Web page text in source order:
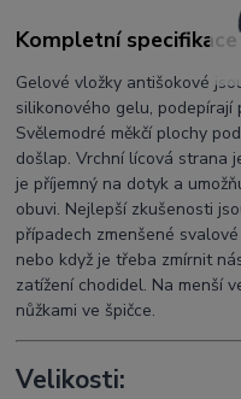
Kompletní specifikace
Gelové vložky antišokové
silikonového gelu,
Svělemodré měkčí plochy
došlap. Vrchní lícová strana
je příjemný na dotyk a
obuvi. Nejlepší zkušenosti
případech zmenšené
nebo když je třeba zmírnit
zatížení chodidel. Na menší
nůžkami ve špičce.
Velikosti: